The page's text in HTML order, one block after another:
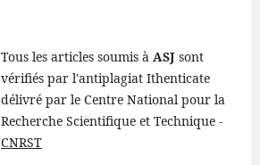
Tous les articles soumis àASJ sont
vérifiés par l'antiplagiat Ithenticate
délivré par le Centre National pour la
Recherche Scientifique et Technique -
CNRST